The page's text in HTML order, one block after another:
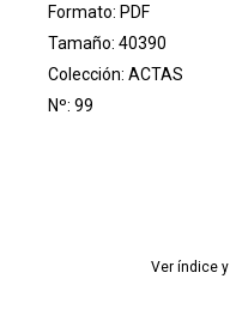
Formato: PDF
Tamaño: 40390
Colección: ACTAS
Nº: 99
Ver índice